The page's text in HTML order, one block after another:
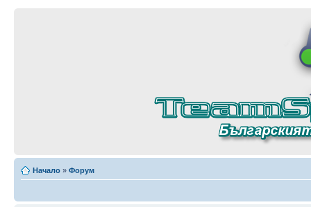
Начало » Форум